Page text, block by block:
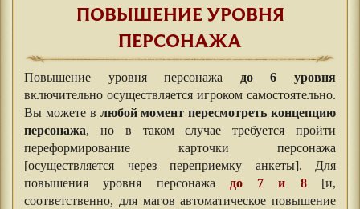
ПОВЫШЕНИЕ УРОВНЯ
ПЕРСОНАЖА
Повышение уровня персонажа до 6 уровня
включительно осуществляется игроком самостоятельно.
Вы можете в любой момент пересмотреть концепцию
персонажа, но в таком случае требуется пройти
переформирование карточки персонажа
[осуществляется через переприемку анкеты]. Для
повышения уровня персонажа до 7 и 8[и,
соответственно, для магов автоматическое повышение